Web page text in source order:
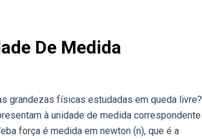
De Medida
grandezas físicas estudadas em queda livre?
à unidade de medida correspondente
força é medida em newton (n), que é a